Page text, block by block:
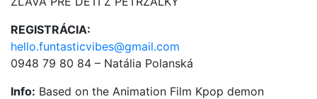
REGISTRÁCIA:
hello.funtasticvibes@gmail.com
0948 79 80 84 – Natália Polanská
Info: Based on the Animation Film Kpop demon